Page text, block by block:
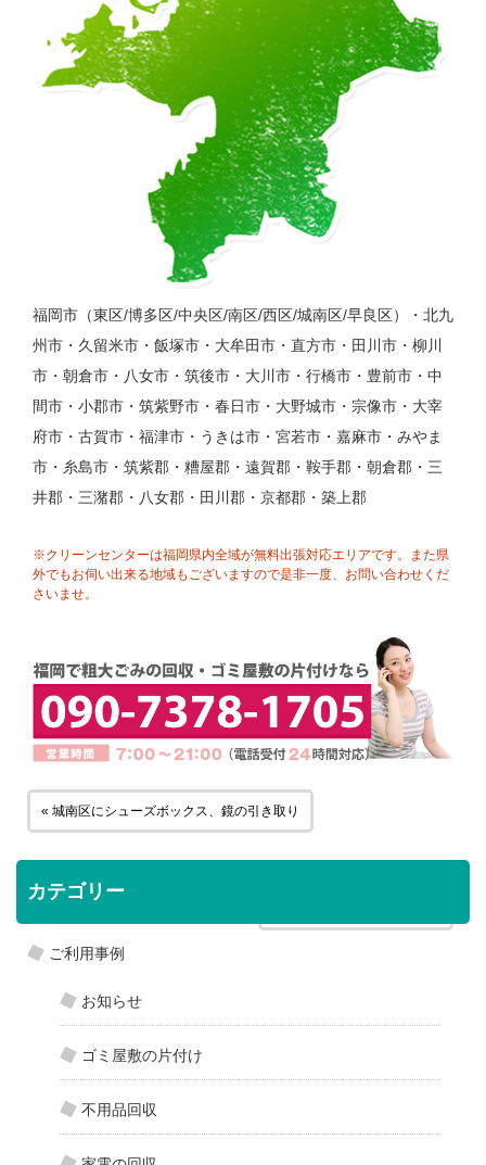
福岡市（東区/博多区/中央区/南区/西区/城南区/早良区）・北九
州市・久留米市・飯塚市・大牟田市・直方市・田川市・柳川
市・朝倉市・八女市・筑後市・大川市・行橋市・豊前市・中
間市・小郡市・筑紫野市・春日市・大野城市・宗像市・大宰
府市・古賀市・福津市・うきは市・宮若市・嘉麻市・みやま
市・糸島市・筑紫郡・糟屋郡・遠賀郡・鞍手郡・朝倉郡・三
井郡・三潴郡・八女郡・田川郡・京都郡・築上郡
※クリーンセンターは福岡県内全域が無料出張対応エリアです。また県
外でもお伺い出来る地域もございますので是非一度、お問い合わせくだ
さいませ。
« 城南区にシューズボックス、鏡の引き取り
カテゴリー
ご利用事例
お知らせ
ゴミ屋敷の片付け
不用品回収